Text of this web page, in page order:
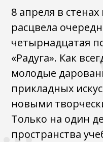
8 апреля в
расцвела
четырнадцатая
«Радуга». Как
молодые
прикладных
новыми
Только на один
пространства